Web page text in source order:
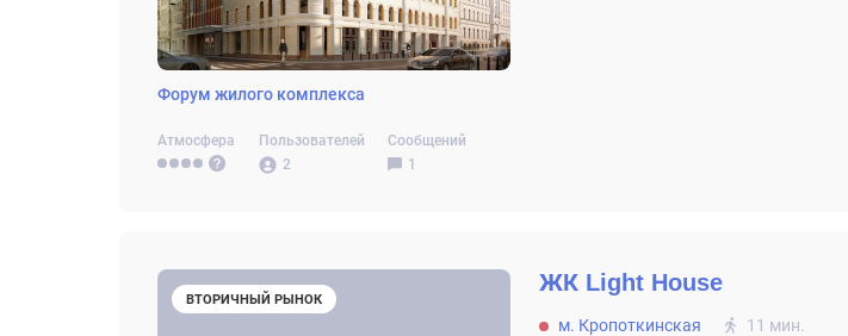
Форум жилого комплекса
Атмосфера
Пользователей
2
Сообщений
1
ВТОРИЧНЫЙ РЫНОК
ЖК Light House
м. Кропоткинская
11 мин.